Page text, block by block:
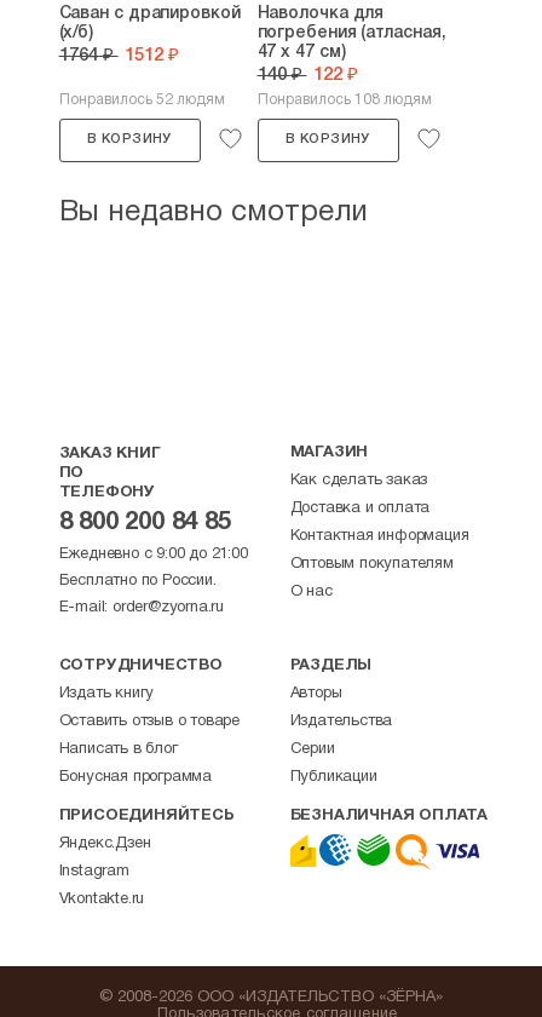
Саван с драпировкой
(х/б)
1764 ₽ 1512 ₽
Понравилось 52 людям
В КОРЗИНУ
Наволочка для
погребения (атласная,
47 х 47 см)
140 ₽ 122 ₽
Понравилось 108 людям
В КОРЗИНУ
Вы недавно смотрели
ЗАКАЗ КНИГ
ПО
ТЕЛЕФОНУ
8 800 200 84 85
Ежедневно с 9:00 до 21:00
Бесплатно по России.
E-mail: order@zyorna.ru
МАГАЗИН
Как сделать заказ
Доставка и оплата
Контактная информация
Оптовым покупателям
О нас
СОТРУДНИЧЕСТВО
Издать книгу
Оставить отзыв о товаре
Написать в блог
Бонусная программа
РАЗДЕЛЫ
Авторы
Издательства
Серии
Публикации
ПРИСОЕДИНЯЙТЕСЬ
Яндекс.Дзен
Instagram
Vkontakte.ru
БЕЗНАЛИЧНАЯ ОПЛАТА
© 2008-2026 ООО «ИЗДАТЕЛЬСТВО «ЗЁРНА»